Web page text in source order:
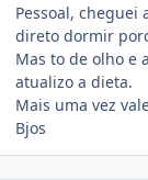
Pessoal,
direto dormir
Mas to de olho e
atualizo a dieta.
Mais uma vez
Bjos